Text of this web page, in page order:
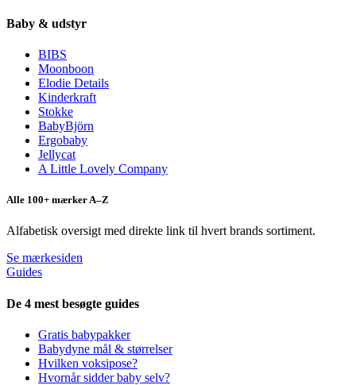
Baby & udstyr
BIBS
Moonboon
Elodie Details
Kinderkraft
Stokke
BabyBjörn
Ergobaby
Jellycat
A Little Lovely Company
Alle 100+ mærker A–Z
Alfabetisk oversigt med direkte link til hvert brands sortiment.
Se mærkesiden
Guides
De 4 mest besøgte guides
Gratis babypakker
Babydyne mål & størrelser
Hvilken voksipose?
Hvornår sidder baby selv?